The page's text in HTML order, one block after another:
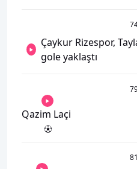
Çaykur Rizespor,
gole yaklaştı
Qazim Laçi
81